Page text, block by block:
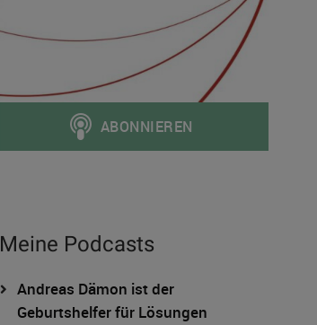
Meine Podcasts
Andreas Dämon ist der
Geburtshelfer für Lösungen